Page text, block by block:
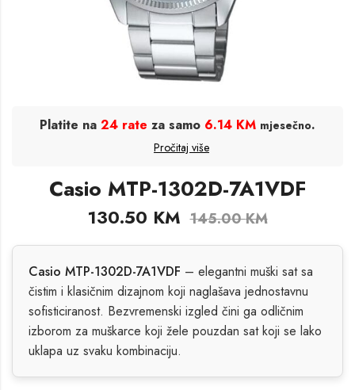
Platite na 24 rate za samo 6.14 KM mjesečno.
Pročitaj više
Casio MTP-1302D-7A1VDF
130.50 KM 145.00KM
Casio MTP-1302D-7A1VDF – elegantni muški sat sa
čistim i klasičnim dizajnom koji naglašava jednostavnu
sofisticiranost. Bezvremenski izgled čini ga odličnim
izborom za muškarce koji žele pouzdan sat koji se lako
uklapa uz svaku kombinaciju.